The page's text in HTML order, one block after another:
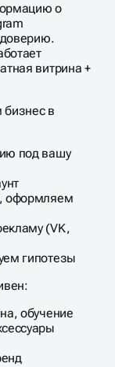
о
доверию.
витрина +
бизнес в
под вашу
оформляем
(VK,
гипотезы
обучение